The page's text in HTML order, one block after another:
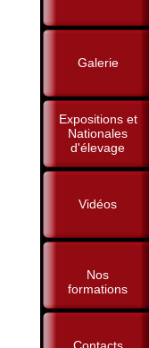
Galerie
Expositions et
Nationales
d'élevage
Vidéos
Nos
formations